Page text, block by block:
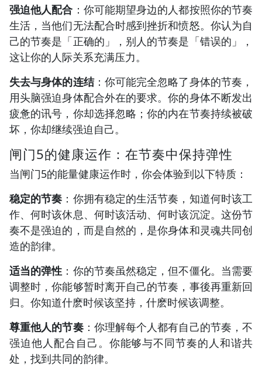
强迫他人配合 ：你可能期望身边的人都按照你的节奏
生活，当他们无法配合时感到挫折和愤怒。你认为自
己的节奏是「正确的」，别人的节奏是「错误的」，
这让你的人际关系充满压力。
失去与身体的连结：你可能完全忽略了身体的节奏，
用头脑强迫身体配合外在的要求。你的身体不断发出
疲惫的讯号，你却选择忽略；你的内在节奏持续被破
坏，你却继续强迫自己。
闸门5的健康运作：在节奏中保持弹性
当闸门5的能量健康运作时，你会体验到以下特质：
稳定的节奏 ：你拥有稳定的生活节奏，知道何时该工
作、何时该休息、何时该活动、何时该沉淀。这份节
奏不是强迫的，而是自然的，是你身体和灵魂共同创
造的韵律。
适当的弹性 ：你的节奏虽然稳定，但不僵化。当需要
调整时，你能够暂时离开自己的节奏，事後再重新回
归。你知道什麽时候该坚持，什麽时候该调整。
尊重他人的节奏：你理解每个人都有自己的节奏，不
强迫他人配合自己。你能够与不同节奏的人和谐共
处，找到共同的韵律。